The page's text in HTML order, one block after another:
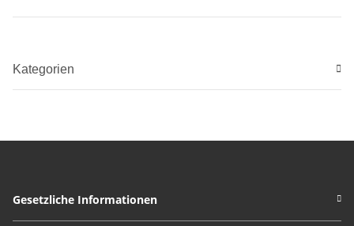
Kategorien
Gesetzliche Informationen